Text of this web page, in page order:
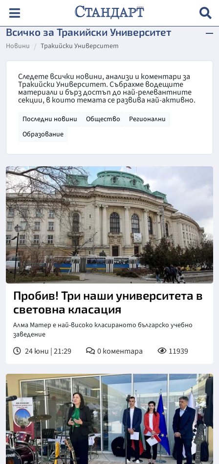
Всичко за Тракийски Университет
Новини Тракийски Университет
Следете всички новини, анализи и коментари за
Тракийски Университет. Събрахме водещите
материали и бърз достъп до най-релевантните
секции, в които темата се развива най-активно.
Последни новини Общество
Регионални
Образование
Пробив! Три наши университета в
световна класация
Алма Матер е най-високо класираното българско учебно
заведение
24 юни | 21:29 0коментара 11939